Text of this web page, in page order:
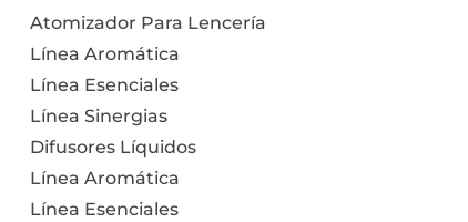
Atomizador Para Lencería
Línea Aromática
Línea Esenciales
Línea Sinergias
Difusores Líquidos
Línea Aromática
Línea Esenciales